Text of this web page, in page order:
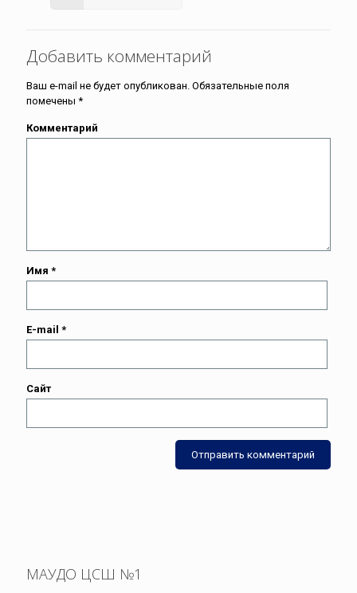
Добавить комментарий
Ваш e-mail не будет опубликован. Обязательные поля
помечены *
Комментарий
Имя *
E-mail *
Сайт
МАУДО ЦСШ №1